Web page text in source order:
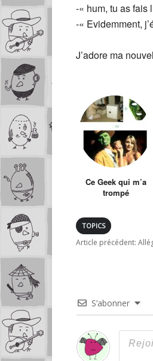
-« hum, tu as fais
-« Evidemment,
J’adore ma
Ce Geek qui m’a
trompé
TOPICS
Article précédent:
S’abonner